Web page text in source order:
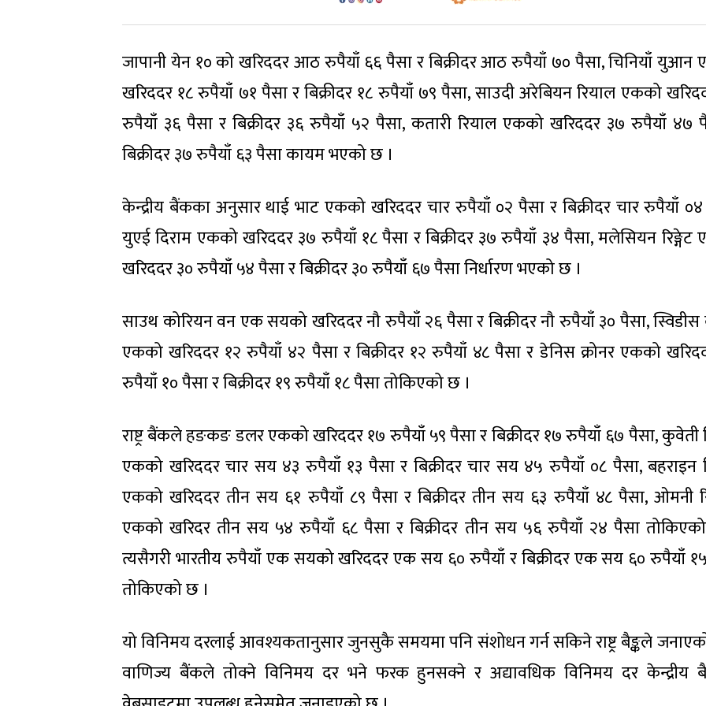
जापानी येन १० को खरिददर आठ रुपैयाँ ६६ पैसा र बिक्रीदर आठ रुपैयाँ ७० पैसा, चिनियाँ युआन
खरिददर १८ रुपैयाँ ७१ पैसा र बिक्रीदर १८ रुपैयाँ ७९ पैसा, साउदी अरेबियन रियाल एकको
रुपैयाँ ३६ पैसा र बिक्रीदर ३६ रुपैयाँ ५२ पैसा, कतारी रियाल एकको खरिददर ३७ रुपैयाँ ४७
बिक्रीदर ३७ रुपैयाँ ६३ पैसा कायम भएको छ ।
केन्द्रीय बैंकका अनुसार थाई भाट एकको खरिददर चार रुपैयाँ ०२ पैसा र बिक्रीदर चार रुपैयाँ
युएई दिराम एकको खरिददर ३७ रुपैयाँ १८ पैसा र बिक्रीदर ३७ रुपैयाँ ३४ पैसा, मलेसियन रिङ्गेट
खरिददर ३० रुपैयाँ ५४ पैसा र बिक्रीदर ३० रुपैयाँ ६७ पैसा निर्धारण भएको छ ।
साउथ कोरियन वन एक सयको खरिददर नौ रुपैयाँ २६ पैसा र बिक्रीदर नौ रुपैयाँ ३० पैसा, स्विडीस
एकको खरिददर १२ रुपैयाँ ४२ पैसा र बिक्रीदर १२ रुपैयाँ ४८ पैसा र डेनिस क्रोनर एकको
रुपैयाँ १० पैसा र बिक्रीदर १९ रुपैयाँ १८ पैसा तोकिएको छ ।
राष्ट्र बैंकले हङकङ डलर एकको खरिददर १७ रुपैयाँ ५९ पैसा र बिक्रीदर १७ रुपैयाँ ६७ पैसा, कुवेती
एकको खरिददर चार सय ४३ रुपैयाँ १३ पैसा र बिक्रीदर चार सय ४५ रुपैयाँ ०८ पैसा, बहराइन
एकको खरिददर तीन सय ६१ रुपैयाँ ८९ पैसा र बिक्रीदर तीन सय ६३ रुपैयाँ ४८ पैसा, ओमनी
एकको खरिदर तीन सय ५४ रुपैयाँ ६८ पैसा र बिक्रीदर तीन सय ५६ रुपैयाँ २४ पैसा
त्यसैगरी भारतीय रुपैयाँ एक सयको खरिददर एक सय ६० रुपैयाँ र बिक्रीदर एक सय ६० रुपैयाँ
तोकिएको छ ।
यो विनिमय दरलाई आवश्यकतानुसार जुनसुकै समयमा पनि संशोधन गर्न सकिने राष्ट्र बैङ्कले
वाणिज्य बैंकले तोक्ने विनिमय दर भने फरक हुनसक्ने र अद्यावधिक विनिमय दर केन्द्रीय